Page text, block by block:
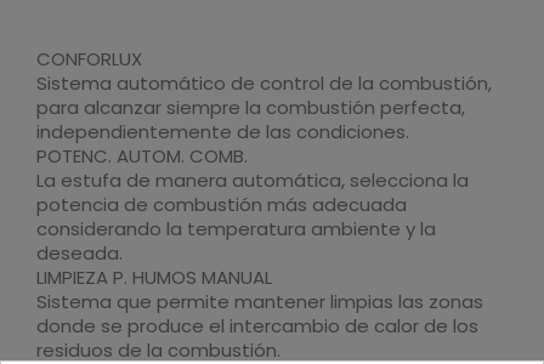
CONFORLUX
Sistema automático de control de la combustión,
para alcanzar siempre la combustión perfecta,
independientemente de las condiciones.
POTENC. AUTOM. COMB.
La estufa de manera automática, selecciona la
potencia de combustión más adecuada
considerando la temperatura ambiente y la
deseada.
LIMPIEZA P. HUMOS MANUAL
Sistema que permite mantener limpias las zonas
donde se produce el intercambio de calor de los
residuos de la combustión.